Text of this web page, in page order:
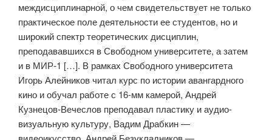
междисциплинарной, о чем свидетельствует не только
практическое поле деятельности ее студентов, но и
широкий спектр теоретических дисциплин,
преподававшихся в Свободном университете, а затем
и в МИР-1 […]. В рамках Свободного университета
Игорь Алейников читал курс по истории авангардного
кино и обучал работе с 16-мм камерой, Андрей
Кузнецов-Вечеслов преподавал пластику и аудио-
визуальную культуру, Вадим Драбкин —